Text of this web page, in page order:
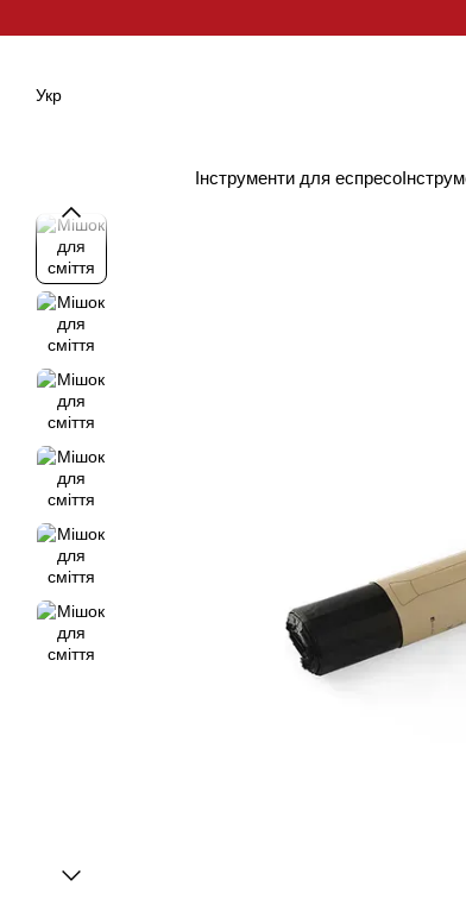
Укр
Інструменти для еспресо